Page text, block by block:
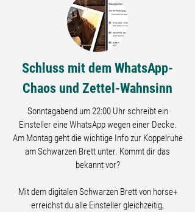
Schluss mit dem WhatsApp-
Chaos und Zettel-Wahnsinn
Sonntagabend um 22:00 Uhr schreibt ein
Einsteller eine WhatsApp wegen einer Decke.
Am Montag geht die wichtige Info zur Koppelruhe
am Schwarzen Brett unter. Kommt dir das
bekannt vor?
Mit dem digitalen Schwarzen Brett von horse+
erreichst du alle Einsteller gleichzeitig,